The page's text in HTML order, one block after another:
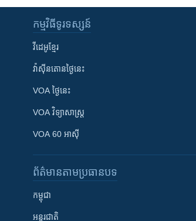
កម្មវិធី​ទូរទស្សន៍
វីដេអូ​ខ្មែរ
វ៉ាស៊ីនតោន​ថ្ងៃ​នេះ
VOA ថ្ងៃនេះ
VOA ​វិទ្យាសាស្ត្រ
VOA 60 អាស៊ី
ព័ត៌មាន​តាមប្រធានបទ​
កម្ពុជា
អន្តរជាតិ